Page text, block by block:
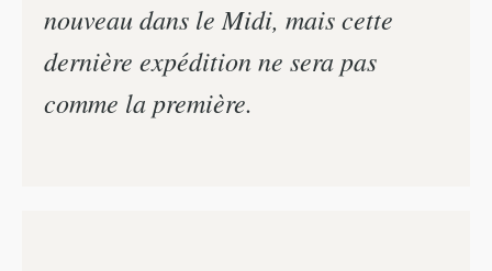
nouveau dans le Midi, mais cette
dernière expédition ne sera pas
comme la première.